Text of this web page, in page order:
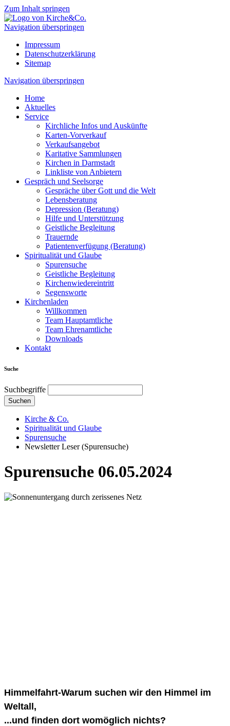
Zum Inhalt springen
Navigation überspringen
Impressum
Datenschutzerklärung
Sitemap
Navigation überspringen
Home
Aktuelles
Service
Kirchliche Infos und Auskünfte
Karten-Vorverkauf
Verkaufsangebot
Karitative Sammlungen
Kirchen in Darmstadt
Linkliste von Anbietern
Gespräch und Seelsorge
Gespräche über Gott und die Welt
Lebensberatung
Depression (Beratung)
Hilfe und Unterstützung
Geistliche Begleitung
Trauernde
Patientenverfügung (Beratung)
Spiritualität und Glaube
Spurensuche
Geistliche Begleitung
Kirchenwiedereintritt
Segensworte
Kirchenladen
Willkommen
Team Hauptamtliche
Team Ehrenamtliche
Downloads
Kontakt
Suche
Suchbegriffe
Suchen
Kirche & Co.
Spiritualität und Glaube
Spurensuche
Newsletter Leser (Spurensuche)
Spurensuche 06.05.2024
Himmelfahrt-Warum suchen wir den Himmel im
Weltall,
...und finden dort womöglich nichts?